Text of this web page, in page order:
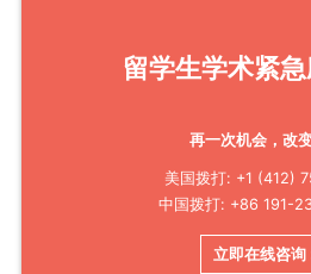
留学生学术紧
再一次机会，改
美国拨打: +1 (412)
中国拨打: +86 191-
立即在线咨询